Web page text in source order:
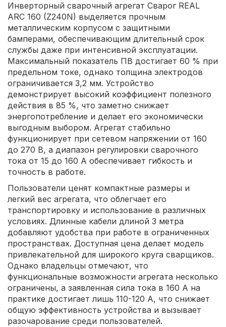
Инверторный сварочный агрегат Сварог REAL
ARC 160 (Z240N) выделяется прочным
металлическим корпусом с защитными
бамперами, обеспечивающим длительный срок
службы даже при интенсивной эксплуатации.
Максимальный показатель ПВ достигает 60 % при
предельном токе, однако толщина электродов
ограничивается 3,2 мм. Устройство
демонстрирует высокий коэффициент полезного
действия в 85 %, что заметно снижает
энергопотребление и делает его экономически
выгодным выбором. Агрегат стабильно
функционирует при сетевом напряжении от 160
до 270 В, а диапазон регулировки сварочного
тока от 15 до 160 А обеспечивает гибкость и
точность в работе.
Пользователи ценят компактные размеры и
легкий вес агрегата, что облегчает его
транспортировку и использование в различных
условиях. Длинные кабели длиной 3 метра
добавляют удобства при работе в ограниченных
пространствах. Доступная цена делает модель
привлекательной для широкого круга сварщиков.
Однако владельцы отмечают, что
функциональные возможности агрегата несколько
ограничены, а заявленная сила тока в 160 А на
практике достигает лишь 110-120 А, что снижает
общую эффективность устройства и вызывает
разочарование среди пользователей.